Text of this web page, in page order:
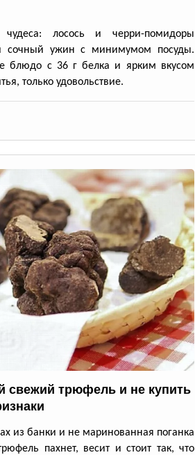
чудеса: лосось и черри-помидоры
сочный ужин с минимумом посуды.
блюдо с 36 г белка и ярким вкусом
только удовольствие.
свежий трюфель и не купить
из банки и не маринованная поганка
пахнет, весит и стоит так, что